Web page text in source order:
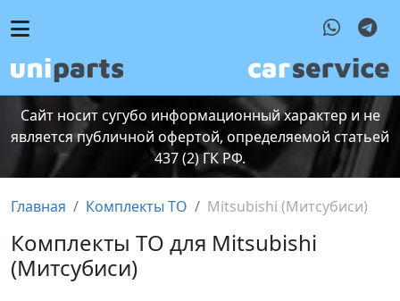
Сайт носит сугубо информационный характер и не
является публичной офертой, определяемой статьей
437 (2) ГК РФ.
Главная Комплекты ТО Mitsubishi (Митсубиcи)
Комплекты ТО для Mitsubishi
(Митсубиcи)